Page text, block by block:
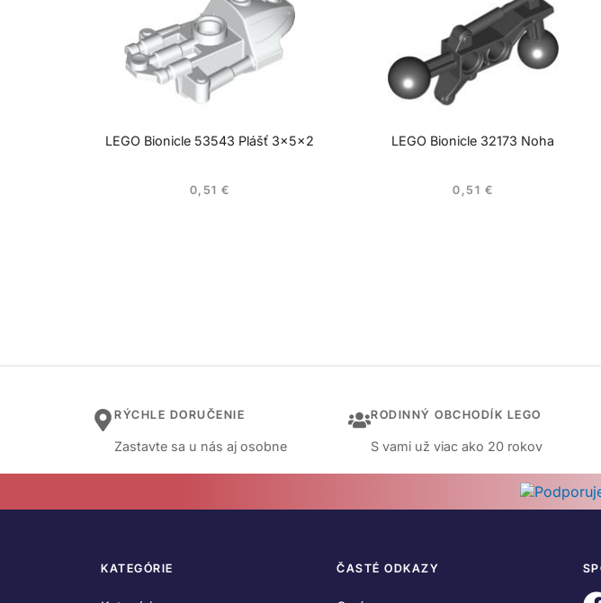
LEGO Bionicle 53543 Plášť 3x5x2
0,51€
LEGO Bionicle 32173 Noha
0,51 €
RÝCHLE DORUČENIE
Zastavte sa u nás aj osobne
RODINNÝ OBCHODÍK LEGO
S vami už viac ako 20 rokov
KATEGÓRIE ČASTÉ ODKAZY